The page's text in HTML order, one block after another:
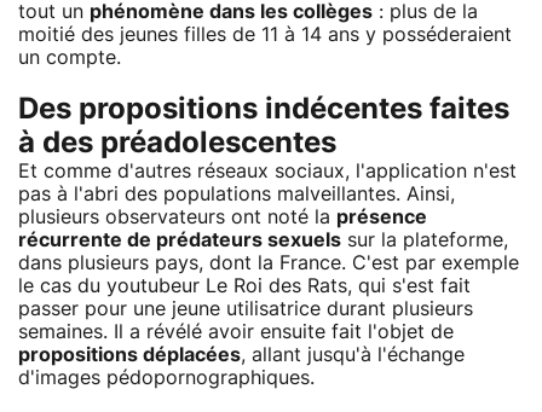
tout un phénomène dans les collèges : plus de la
moitié des jeunes filles de 11 à 14 ans y posséderaient
un compte.
Des propositions indécentes faites
à des préadolescentes
Et comme d'autres réseaux sociaux, l'application n'est
pas à l'abri des populations malveillantes. Ainsi,
plusieurs observateurs ont noté la présence
récurrente de prédateurs sexuels sur la plateforme,
dans plusieurs pays, dont la France. C'est par exemple
le cas du youtubeur Le Roi des Rats, qui s'est fait
passer pour une jeune utilisatrice durant plusieurs
semaines. Il a révélé avoir ensuite fait l'objet de
propositions déplacées, allant jusqu'à l'échange
d'images pédopornographiques.